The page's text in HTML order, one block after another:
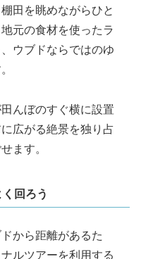
田を眺めながらひと
元の食材を使ったラ
ウブドならではのゆ
んぼのすぐ横に設置
広がる絶景を独り占
ます。
回ろう
から距離があるた
ルツアーを利用する